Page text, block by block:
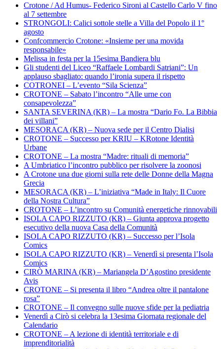
Crotone / Ad Humus- Federico Sironi al Castello Carlo V fino
al 7 settembre
STRONGOLI: Calici sottole stelle a Villa del Popolo il 1°
agosto
Confcommercio Crotone: «Insieme per una movida
responsabile»
Melissa in festa per la 15esima Bandiera blu
Gli studenti del Liceo “Raffaele Lombardi Satriani”: Un
applauso sbagliato: quando l’ironia supera il rispetto
COTRONEI – L’evento “Sila Scienza”
CROTONE – Sabato l’incontro “Alle urne con
consapevolezza”
SANTA SEVERINA (KR) – La mostra “Dario Fo. La Bibbia
dei villani”
MESORACA (KR) – Nuova sede per il Centro Dialisi
CROTONE – Successo per KRIU – KRotone Identità
Urbane
CROTONE – La mostra “Madre: rituali di memoria”
A Umbriatico l’incontro pubblico per risolvere la zoonosi
A Crotone una due giorni sulla rete delle Donne della Magna
Grecia
MESORACA (KR) – L’iniziativa “Made in Italy: Il Cuore
della Nostra Cultura”
CROTONE – L’incontro su Comunità energetiche rinnovabili
ISOLA CAPO RIZZUTO (KR) – Giunta approva progetto
esecutivo della nuova Casa della Comunità
ISOLA CAPO RIZZUTO (KR) – Successo per l’Isola
Comics
ISOLA CAPO RIZZUTO (KR) – Venerdì si presenta l’Isola
Comics
CIRÒ MARINA (KR) – Mariangela D’Agostino presidente
Avis
CROTONE – Si presenta il libro “Andrea oltre il pantalone
rosa”
CROTONE – Il convegno sulle nuove sfide per la pediatria
Venerdì a Cirò si celebra la 13esima Giornata regionale del
Calendario
CROTONE – A lezione di identità territoriale e di
imprenditorialità